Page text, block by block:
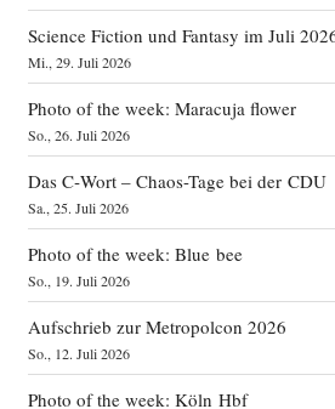
Science Fiction und Fantasy im Juli
Mi., 29. Juli 2026
Photo of the week: Maracuja flower
So., 26. Juli 2026
Das C‑Wort – Chaos-Tage bei der CDU
Sa., 25. Juli 2026
Photo of the week: Blue bee
So., 19. Juli 2026
Aufschrieb zur Metropolcon 2026
So., 12. Juli 2026
Photo of the week: Köln Hbf